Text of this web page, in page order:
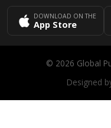
DOWNLOAD ON THE
App Store
© 2026 Global
Designed